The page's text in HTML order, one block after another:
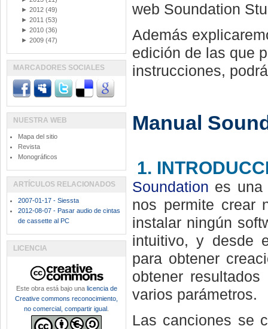
web Soundation
Además
edición de las que
instrucciones,
Manual
1.
Soundation es una
nos permite crear
instalar ningún
intuitivo, y desde
para obtener
obtener
varios parámetros.
Las canciones se
► 2012 (49)
► 2011 (53)
► 2010 (36)
► 2009 (47)
MARCADORES SOCIALES
NUESTRA WEB
Mapa del sitio
Revista
Monográficos
ARTÍCULOS RELACIONADOS
2007-01-17 - Siessta
2012-08-07 - Pasar audio de cintas
de cassette al PC
LICENCIA
Este obra está bajo una licencia de
Creative commons reconocimiento,
no comercial, compartir igual